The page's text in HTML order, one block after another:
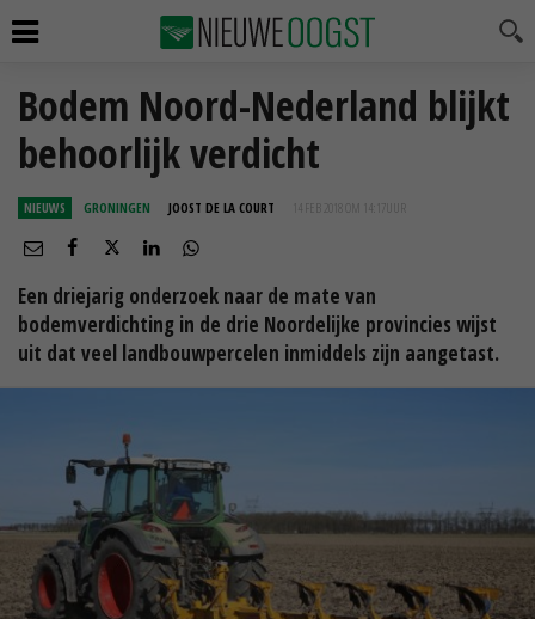
Bodem Noord-Nederland blijkt
behoorlijk verdicht
NIEUWS GRONINGEN JOOST DE LA COURT 14 FEB 2018 OM 14:17
Een driejarig onderzoek naar de mate van
bodemverdichting in de drie Noordelijke provincies wijst
uit dat veel landbouwpercelen inmiddels zijn aangetast.